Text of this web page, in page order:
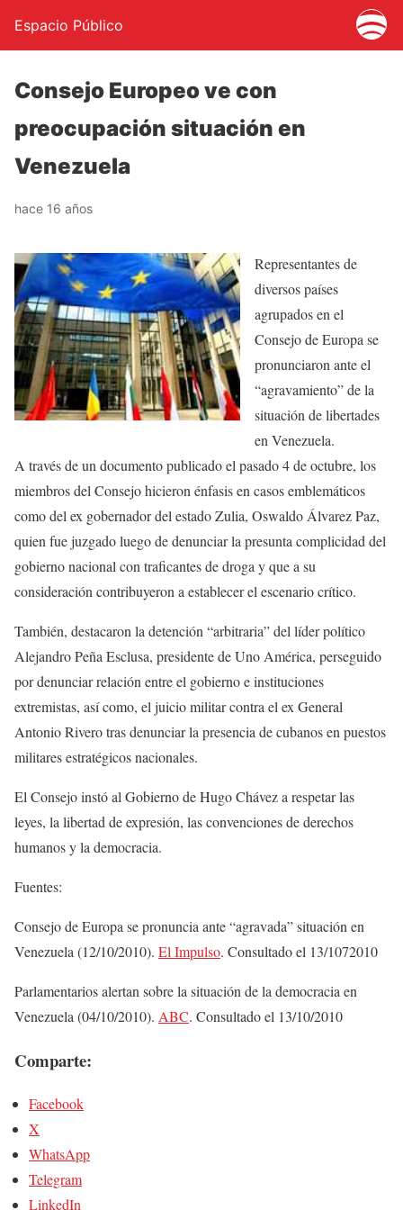
Espacio Público
Consejo Europeo ve con
preocupación situación en
Venezuela
hace 16 años
Representantes de
diversos países
agrupados en el
Consejo de Europa se
pronunciaron ante el
“agravamiento” de la
situación de libertades
en Venezuela.
A través de un documento publicado el pasado 4 de octubre, los
miembros del Consejo hicieron énfasis en casos emblemáticos
como del ex gobernador del estado Zulia, Oswaldo Álvarez Paz,
quien fue juzgado luego de denunciar la presunta complicidad del
gobierno nacional con traficantes de droga y que a su
consideración contribuyeron a establecer el escenario crítico.
También, destacaron la detención “arbitraria” del líder político
Alejandro Peña Esclusa, presidente de Uno América, perseguido
por denunciar relación entre el gobierno e instituciones
extremistas, así como, el juicio militar contra el ex General
Antonio Rivero tras denunciar la presencia de cubanos en puestos
militares estratégicos nacionales.
El Consejo instó al Gobierno de Hugo Chávez a respetar las
leyes, la libertad de expresión, las convenciones de derechos
humanos y la democracia.
Fuentes:
Consejo de Europa se pronuncia ante “agravada” situación en
Venezuela (12/10/2010). El Impulso. Consultado el 13/1072010
Parlamentarios alertan sobre la situación de la democracia en
Venezuela (04/10/2010). ABC. Consultado el 13/10/2010
Comparte:
Facebook
X
WhatsApp
Telegram
LinkedIn